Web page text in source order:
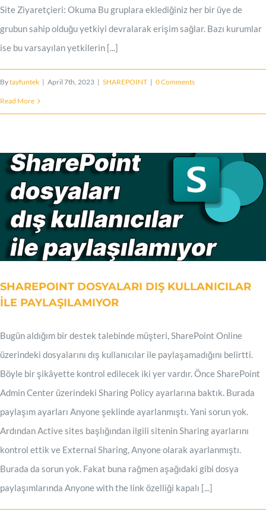
Site Ziyaretçieri: Okuma Bu gruplara eklediğiniz her bir üye de
grubun sahip olduğu yetkiyi devralarak erişim sağlar. Bazı kurumlar
ise bu varsayılan yetkilerin [...]
Bytayfuntek | April 7th, 2023 | SHAREPOINT | 0 Comments
Read More
SHAREPOINT DOSYALARI DIŞ KULLANICILAR
İLE PAYLAŞILAMIYOR
Bugün aldığım bir destek talebinde müşteri, SharePoint Online
üzerindeki dosyalarını dış kullanıcılar ile paylaşamadığını belirtti.
Böyle bir şikâyette kontrol edilecek iki yer vardır. Önce SharePoint
Admin Center üzerindeki Sharing Policy ayarlarına baktık. Burada
paylaşım ayarları Anyone şeklinde ayarlanmıştı. Yani sorun yok.
Ardından Active sites başlığından ilgili sitenin Sharing ayarlarını
kontrol ettik ve External Sharing, Anyone olarak ayarlanmıştı.
Burada da sorun yok. Fakat buna rağmen aşağıdaki gibi dosya
paylaşımlarında Anyone with the link özelliği kapalı [...]